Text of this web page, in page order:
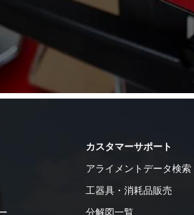
カスタマーサポート
アライメントデータ検索
工器具・消耗品販売